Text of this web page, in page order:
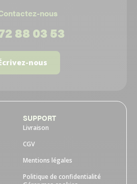
nous
88 03 53
nous
SUPPORT
Livraison
CGV
Mentions légales
Politique de confidentialité